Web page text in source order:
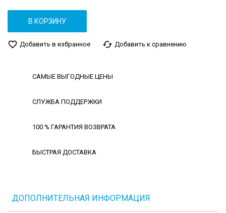
В КОРЗИНУ
favorite_border Добавить в избранное cached Добавить к сравнению
САМЫЕ ВЫГОДНЫЕ ЦЕНЫ
СЛУЖБА ПОДДЕРЖКИ
100 % ГАРАНТИЯ ВОЗВРАТА
БЫСТРАЯ ДОСТАВКА
ДОПОЛНИТЕЛЬНАЯ ИНФОРМАЦИЯ